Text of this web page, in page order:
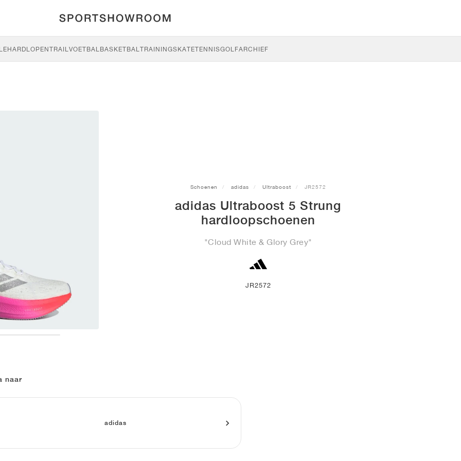
HARDLOPENTRAILVOETBALBASKETBALTRAININGSKATETENNISGOLFARCHIEF
Schoenen adidas Ultraboost JR2572
adidas Ultraboost 5 Strung
hardloopschoenen
"Cloud White & Glory Grey"
JR2572
naar
adidas